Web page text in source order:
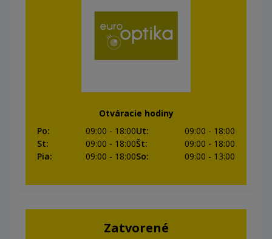
Otváracie hodiny
Po: 09:00 - 18:00Ut: 09:00 - 18:00
St: 09:00 - 18:00Št: 09:00 - 18:00
Pia: 09:00 - 18:00So: 09:00 - 13:00
Zatvorené